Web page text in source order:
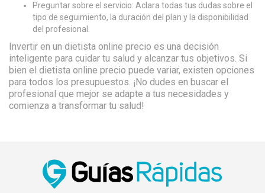
Preguntar sobre el servicio: Aclara todas tus dudas sobre el
tipo de seguimiento, la duración del plan y la disponibilidad
del profesional.
Invertir en un dietista online precio es una decisión
inteligente para cuidar tu salud y alcanzar tus objetivos. Si
bien el dietista online precio puede variar, existen opciones
para todos los presupuestos. ¡No dudes en buscar el
profesional que mejor se adapte a tus necesidades y
comienza a transformar tu salud!